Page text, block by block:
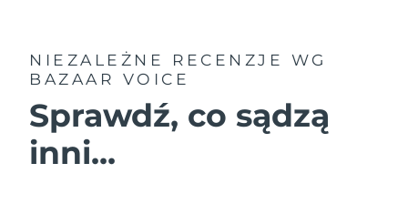
NIEZALEŻNE RECENZJE
WG
BAZAAR VOICE
Sprawdź, co sądzą
inni...